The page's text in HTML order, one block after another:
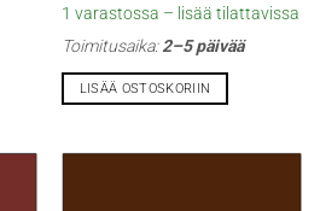
1 varastossa – lisää tilattavissa
Toimitusaika:2–5 päivää
LISÄÄ OSTOSKORIIN